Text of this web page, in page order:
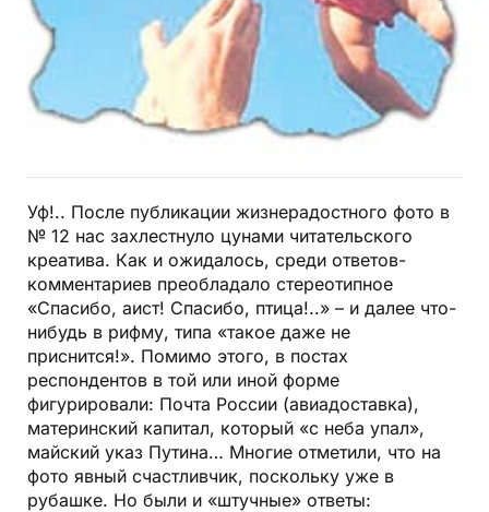
Уф!.. После публикации жизнерадостного фото в
№ 12 нас захлестнуло цунами читательского
креатива. Как и ожидалось, среди ответов-
комментариев преобладало стереотипное
«Спасибо, аист! Спасибо, птица!..» – и далее что-
нибудь в рифму, типа «такое даже не
приснится!». Помимо этого, в постах
респондентов в той или иной форме
фигурировали: Почта России (авиадоставка),
материнский капитал, который «с неба упал»,
майский указ Путина… Многие отметили, что на
фото явный счастливчик, поскольку уже в
рубашке. Но были и «штучные» ответы: